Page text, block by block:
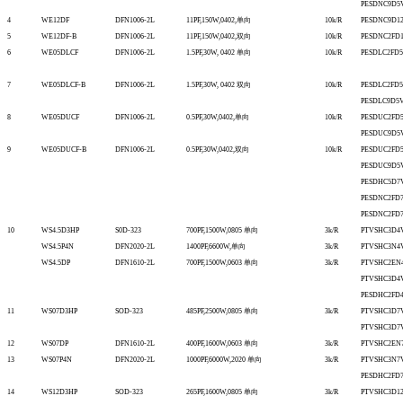
4
WE12DF DFN1006-2L 11PF,150W,0402,单向 10k/R
5
WE12DF-B DFN1006-2L 11PF,150W,0402,双向 10k/R
6
WE05DLCF DFN1006-2L 1.5PF,30W, 0402 单向 10k/R
7 WE05DLCF-B DFN1006-2L 1.5PF,30W, 0402 双向 10k/R
8
WE05DUCF DFN1006-2L 0.5PF,30W,0402,单向 10k/R
9
WE05DUCF-B DFN1006-2L 0.5PF,30W,0402,双向 10k/R
10
WS4.5D3HP S0D-323 700PF,1500W,0805 单向 3k/R
WS4.5P4N
DFN2020-2L 1400PF,6600W,单向 3k/R
WS4.5DP
DFN1610-2L 700PF,1500W,0603 单向 3k/R
11
WS07D3HP SOD-323 485PF,2500W,0805 单向 3k/R
12
WS07DP DFN1610-2L 400PF,1600W,0603 单向 3k/R
13
WS07P4N DFN2020-2L 1000PF,6000W,2020 单向 3k/R
14
WS12D3HP SOD-323 265PF,1600W,0805 单向 3k/R